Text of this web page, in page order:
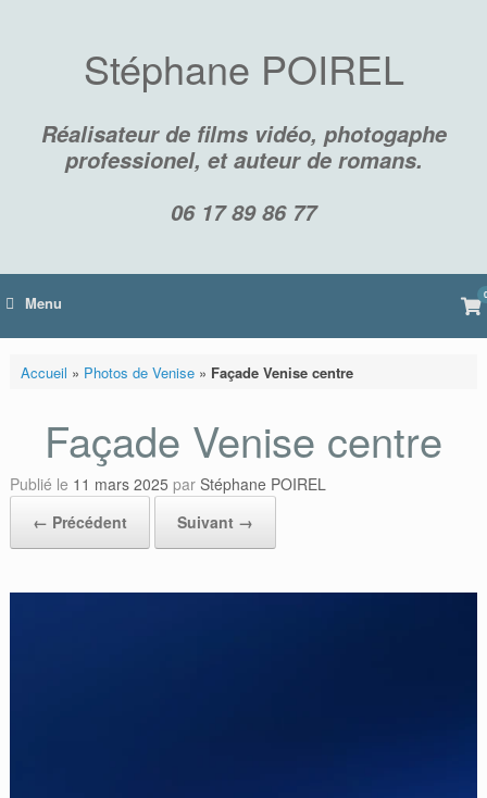
Stéphane POIREL
Réalisateur de films vidéo, photogaphe
professionel, et auteur de romans.
06 17 89 86 77
Menu 0
Accueil » Photos de Venise» Façade Venise centre
Façade Venise centre
Publié le 11 mars 2025 par Stéphane POIREL
← Précédent
Suivant →